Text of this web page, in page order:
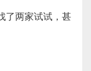
了两家试试，甚